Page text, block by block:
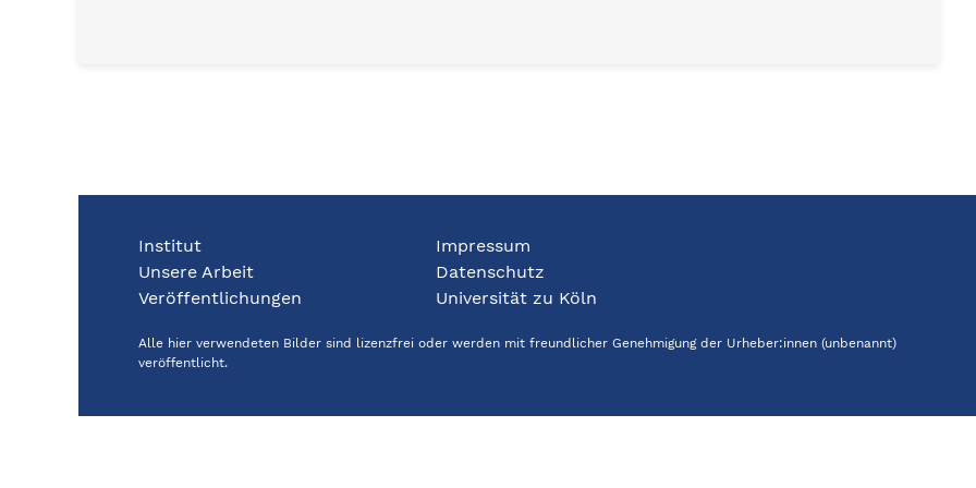
Institut
Impressum
Unsere Arbeit
Datenschutz
Veröffentlichungen
Universität zu Köln
Alle hier verwendeten Bilder sind lizenzfrei oder werden mit freundlicher Genehmigung der Urheber:innen (unbenannt)
veröffentlicht.